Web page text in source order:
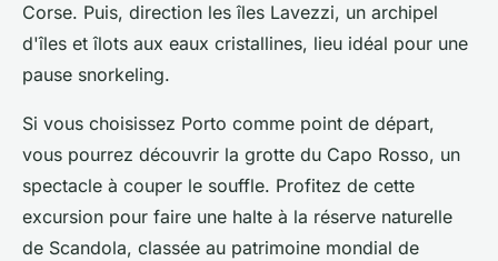
Corse. Puis, direction les îles Lavezzi, un archipel
d'îles et îlots aux eaux cristallines, lieu idéal pour une
pause snorkeling.
Si vous choisissez Porto comme point de départ,
vous pourrez découvrir la grotte du Capo Rosso, un
spectacle à couper le souffle. Profitez de cette
excursion pour faire une halte à la réserve naturelle
de Scandola, classée au patrimoine mondial de